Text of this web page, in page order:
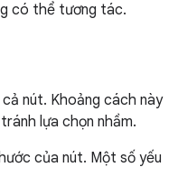
có thể tương tác.
nút. Khoảng cách này
lựa chọn nhầm.
của nút. Một số yếu